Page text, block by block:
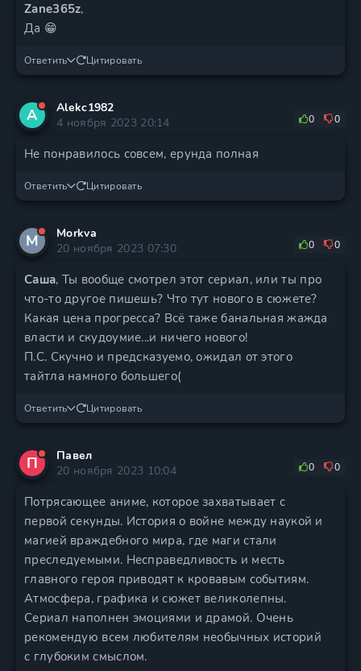
Zane365z,
Да 😁
Ответить Цитировать
A
Alekc1982
4 ноября 2023 20:14
0 0
Не понравилось совсем, ерунда полная
Ответить Цитировать
M
Morkva
20 ноября 2023 07:30
0 0
Саша, Ты вообще смотрел этот сериал, или ты про
что-то другое пишешь? Что тут нового в сюжете?
Какая цена прогресса? Всё таже банальная жажда
власти и скудоумие...и ничего нового!
П.С. Скучно и предсказуемо, ожидал от этого
тайтла намного большего(
Ответить Цитировать
П
Павел
20 ноября 2023 10:04
0 0
Потрясающее аниме, которое захватывает с
первой секунды. История о войне между наукой и
магией враждебного мира, где маги стали
преследуемыми. Несправедливость и месть
главного героя приводят к кровавым событиям.
Атмосфера, графика и сюжет великолепны.
Сериал наполнен эмоциями и драмой. Очень
рекомендую всем любителям необычных историй
с глубоким смыслом.